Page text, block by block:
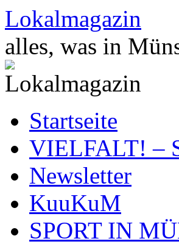
Zum
Inhalt
springen
Lokalmagazin
alles, was in
Startseite
VIELFALT! –
Newsletter
KuuKuM
SPORT IN